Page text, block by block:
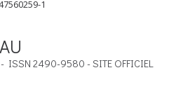
1
2490-9580 - SITE OFFICIEL